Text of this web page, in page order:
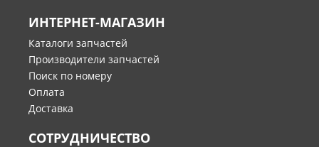
ИНТЕРНЕТ-МАГАЗИН
Каталоги запчастей
Производители запчастей
Поиск по номеру
Оплата
Доставка
СОТРУДНИЧЕСТВО